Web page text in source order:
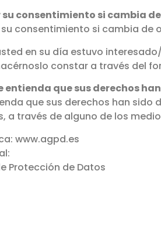
su consentimiento si cambia
consentimiento si cambia de
en su día estuvo
constar a través del
entienda que sus derechos
que sus derechos han
a través de alguno de los
www.agpd.es
Protección de Datos